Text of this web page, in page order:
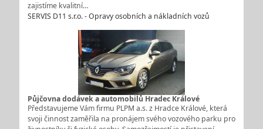
zajistíme kvalitní…
SERVIS D11 s.r.o. - Opravy osobních a nákladních vozů
Půjčovna dodávek a automobilů Hradec Králové
Představujeme Vám firmu PLPM a.s. z Hradce Králové, která
svoji činnost zaměřila na pronájem svého vozového parku pro